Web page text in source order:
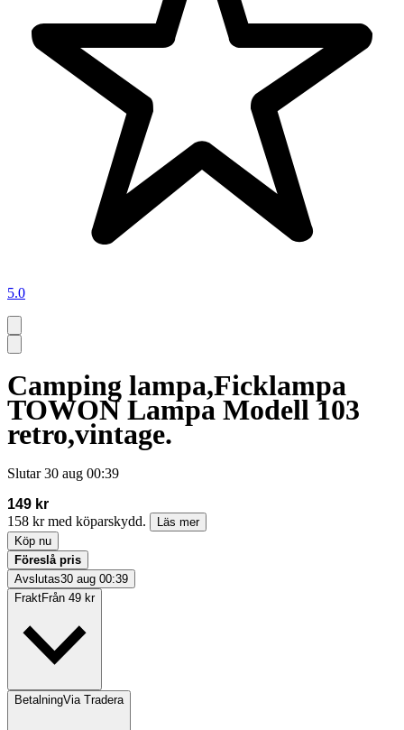
5.0
Camping lampa,Ficklampa
TOWON Lampa Modell 103
retro,vintage.
Slutar 30 aug 00:39
149 kr
158 kr med köparskydd.
Läs mer
Köp nu
Föreslå pris
Avslutas30 aug 00:39
FraktFrån 49 kr
BetalningVia Tradera